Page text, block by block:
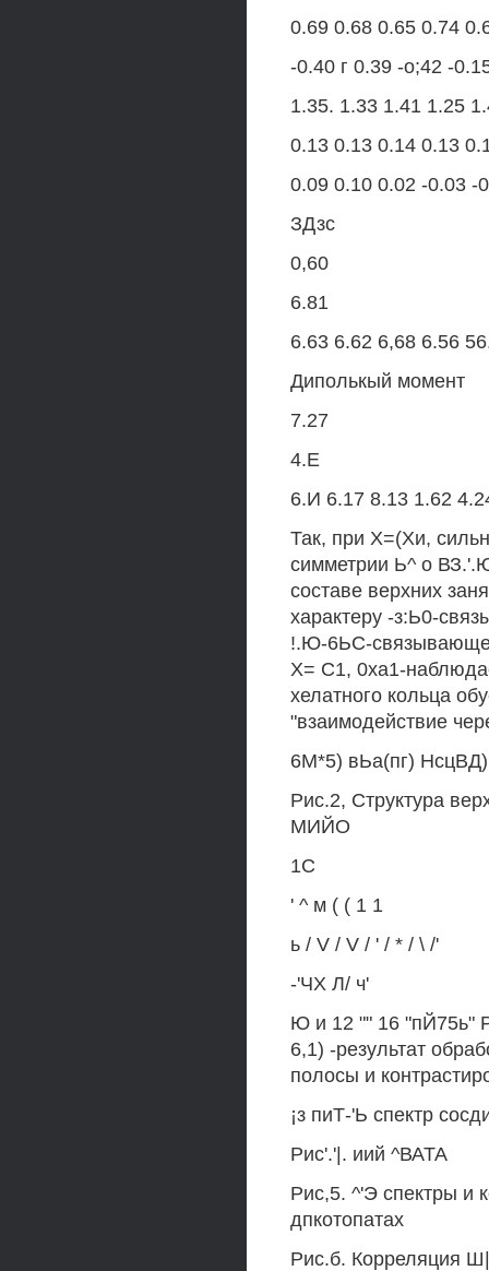
0.69 0.68 0.65 0.74
-0.40 г 0.39 -о;42 -
1.35. 1.33 1.41 1.25
0.13 0.13 0.14 0.13
0.09 0.10 0.02 -0.03 -
ЗДзс
0,60
6.81
6.63 6.62 6,68 6.56
Диполькый момент
7.27
4.Е
6.И 6.17 8.13 1.62
Так, при Х=(Хи,
симметрии Ь^ о
составе верхних
характеру -з:Ь0-
!.Ю-6ЬС-
Х= С1, 0ха1-
хелатного кольца
"взаимодействие
6М*5) вЬа(пг)
Рис.2, Структура
МИЙО
1С
' ^ м ( ( 1 1
ь / V / V / ' / * / \ /'
-'ЧХ Л/ ч'
Ю и 12 "" 16 "пЙ75ь"
6,1) -результат
полосы и
¡з пиТ-'Ь спектр
Рис'.'|. иий ^ВАТА
Рис,5. ^'Э спектры и
дпкотопатах
Рис.б. Корреляция